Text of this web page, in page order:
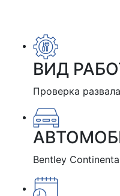
ВИД
Проверка
Bentley